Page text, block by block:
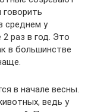
среднем у
раз в год. Это
в большинстве
в начале весны.
ведь у